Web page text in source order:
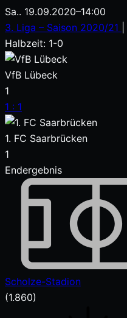
Sa.. 19.09.2020–14:00
3. Liga – Saison 2020/21
Halbzeit: 1-0
VfB Lübeck
1
1 : 1
1. FC Saarbrücken
1
Endergebnis
Scholze-Stadion
(1.860)